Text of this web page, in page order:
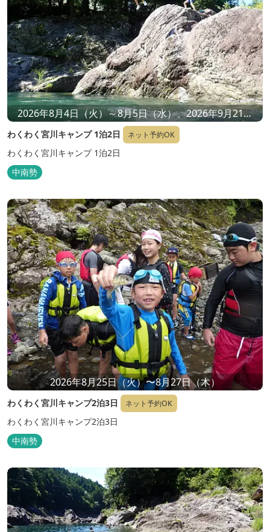
2026年8月4日（火）～8月5日（水）、2026年9月21日
（月祝）〜9月22日（火祝）
わくわく宮川キャンプ 1泊2日 ネット予約OK
わくわく宮川キャンプ 1泊2日
中南勢
2026年8月25日（火）〜8月27日（木）
わくわく宮川キャンプ2泊3日 ネット予約OK
わくわく宮川キャンプ2泊3日
中南勢